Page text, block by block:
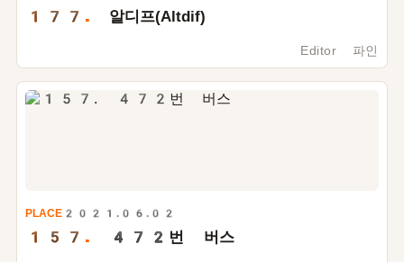
177. 알디프(Altdif)
Editor 파인
PLACE 2021.06.02
157. 472 번 버스